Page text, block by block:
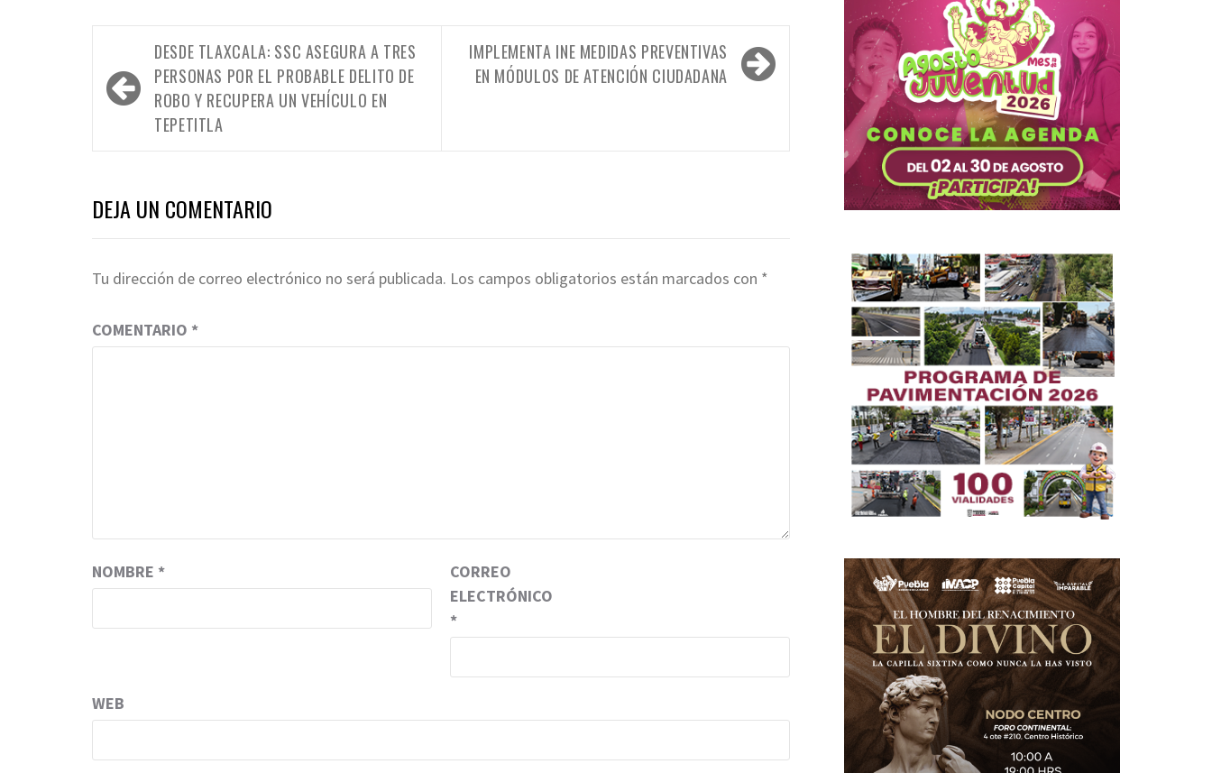
Navegación
de
entradas
DESDE TLAXCALA: SSC ASEGURA A TRES
PERSONAS POR EL PROBABLE DELITO DE
ROBO Y RECUPERA UN VEHÍCULO EN
TEPETITLA
IMPLEMENTA INE MEDIDAS PREVENTIVAS
EN MÓDULOS DE ATENCIÓN CIUDADANA
DEJA UN COMENTARIO
Tu dirección de correo electrónico no será publicada. Los campos obligatorios están marcados con *
COMENTARIO *
NOMBRE *
CORREO
ELECTRÓNICO
*
WEB